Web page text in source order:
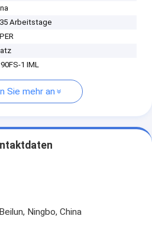
Arbeitstage
1 IML
Sie mehr an
Ningbo, China